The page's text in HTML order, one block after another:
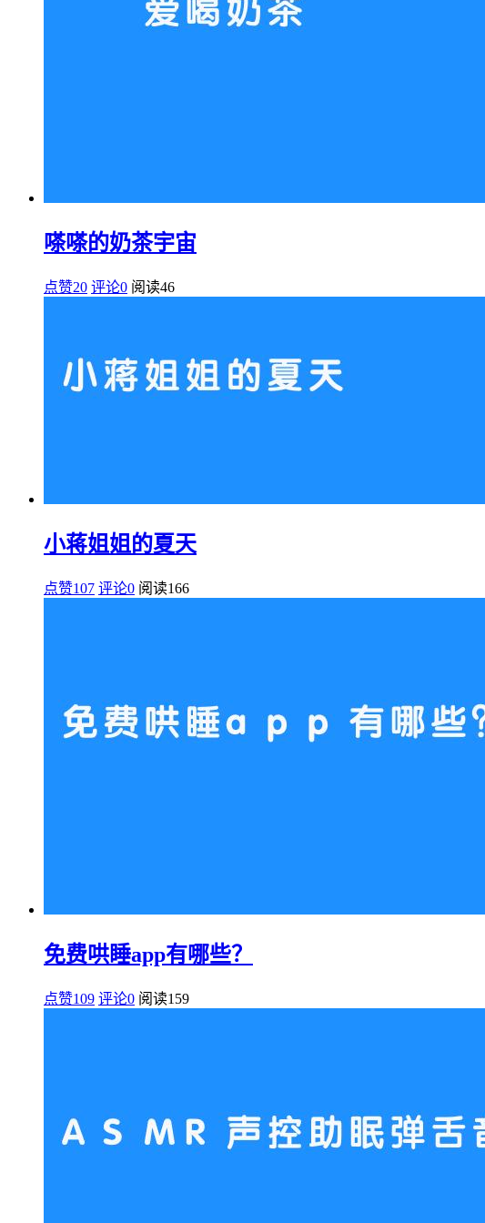
嗏嗏的奶茶宇宙
点赞20 评论0 阅读46
小蒋姐姐的夏天
点赞107 评论0 阅读166
免费哄睡app有哪些？
点赞109 评论0 阅读159